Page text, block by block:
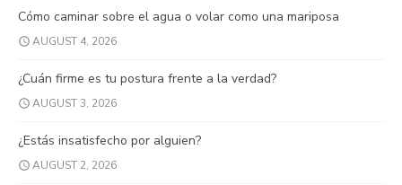
Cómo caminar sobre el agua o volar como una mariposa
AUGUST 4, 2026
¿Cuán firme es tu postura frente a la verdad?
AUGUST 3, 2026
¿Estás insatisfecho por alguien?
AUGUST 2, 2026